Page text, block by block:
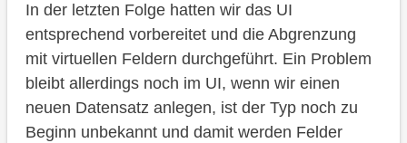
Implementierung
Late Numbering
Nummernkreis
Refactoring
In der letzten Folge hatten wir das UI
entsprechend vorbereitet und die Abgrenzung
mit virtuellen Feldern durchgeführt. Ein Problem
bleibt allerdings noch im UI, wenn wir einen
neuen Datensatz anlegen, ist der Typ noch zu
Beginn unbekannt und damit werden Felder